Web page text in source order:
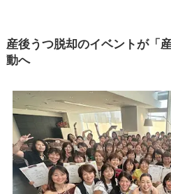
産後うつ脱却のイベントが「
動へ